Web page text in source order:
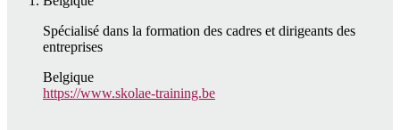
Spécialisé dans la formation des cadres et dirigeants des
entreprises
Belgique
https://www.skolae-training.be